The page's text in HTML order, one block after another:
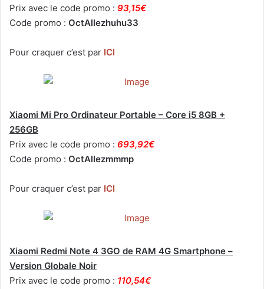
Prix avec le code promo : 93,15€
Code promo : OctAllezhuhu33
Pour craquer c’est par ICI
Xiaomi Mi Pro Ordinateur Portable – Core i5 8GB +
256GB
Prix avec le code promo : 693,92€
Code promo : OctAllezmmmp
Pour craquer c’est par ICI
Xiaomi Redmi Note 4 3GO de RAM 4G Smartphone –
Version Globale Noir
Prix avec le code promo : 110,54€